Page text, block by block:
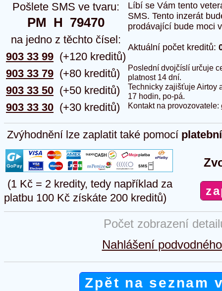
Pošlete SMS ve tvaru:
PM  H  79470
na jedno z těchto čísel:
903 33 99
903 33 79
903 33 50
903 33 30
(+120 kreditů)
(+80 kreditů)
(+50 kreditů)
(+30 kreditů)
Líbí se Vám tento
SMS. Tento inzerát
prodávající bude moci
Aktuální počet kreditů:
Poslední dvojčíslí určuje
platnost 14 dní.
Technicky zajišťuje Airtoy
17 hodin, po-pá.
Kontakt na provozovatele:
Zvýhodnění lze zaplatit také pomocí
(1 Kč = 2 kredity, tedy například za
platbu 100 Kč získáte 200 kreditů)
Počet zobrazení
Nahlášení
Zpět na seznam